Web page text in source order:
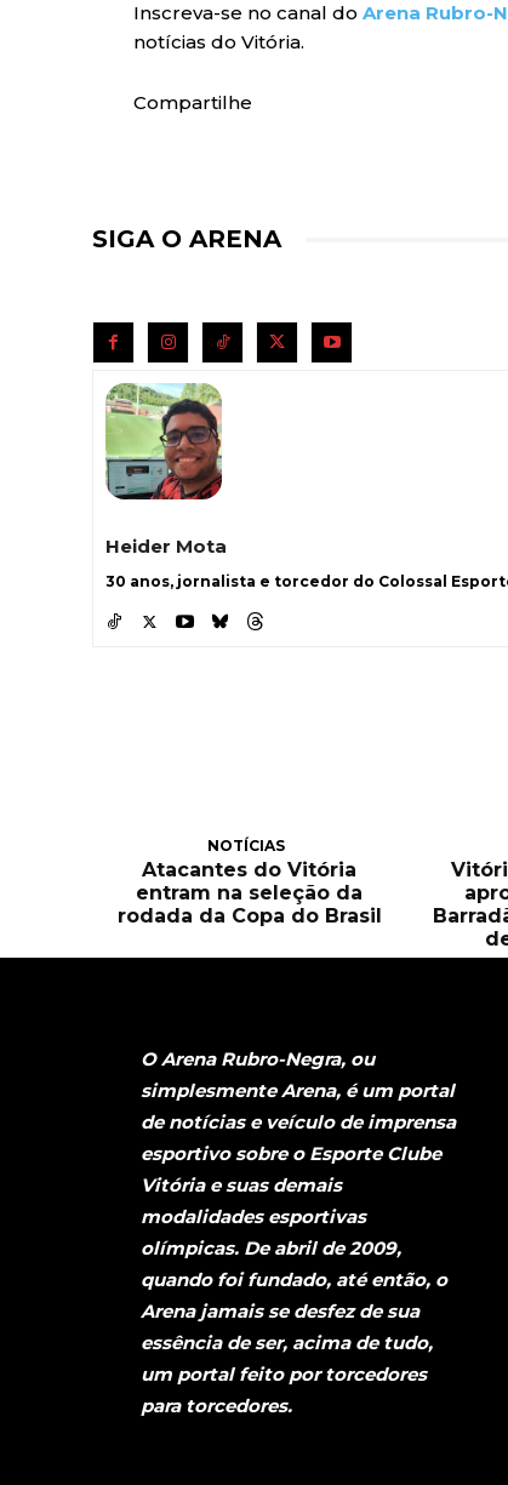
Inscreva-se no canal do Arena Rubro-
notícias do Vitória.
Compartilhe
SIGA O ARENA
Heider Mota
30 anos, jornalista e torcedor do Colossal
NOTÍCIAS
Atacantes do Vitória
entram na seleção da
rodada da Copa do Brasil
O Arena Rubro-Negra, ou
simplesmente Arena, é um portal
de notícias e veículo de imprensa
esportivo sobre o Esporte Clube
Vitória e suas demais
modalidades esportivas
olímpicas. De abril de 2009,
quando foi fundado, até então, o
Arena jamais se desfez de sua
essência de ser, acima de tudo,
um portal feito por torcedores
para torcedores.